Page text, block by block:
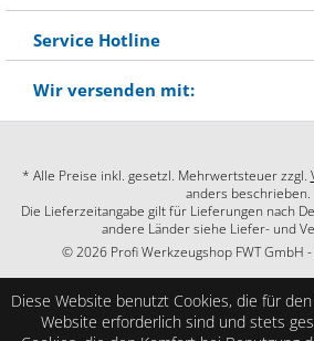
Service Hotline
Wir versenden mit:
* Alle Preise inkl. gesetzl. Mehrwertsteuer zzgl.
anders beschrieben.
Die Lieferzeitangabe gilt für Lieferungen nach
andere Länder siehe Liefer- und
© 2026 Profi Werkzeugshop FWT GmbH
Diese Website benutzt Cookies, die für
Website erforderlich sind und stets